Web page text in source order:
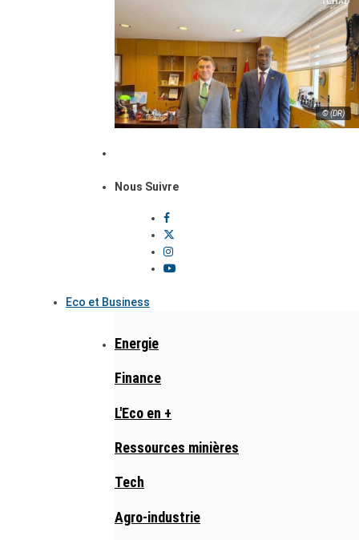
© (DR)
Nous Suivre
Eco et Business
Energie
Finance
L'Eco en +
Ressources minières
Tech
Agro-industrie